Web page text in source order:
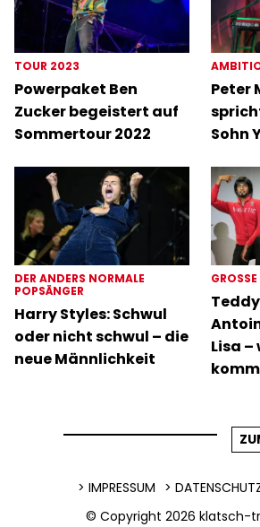
TOUR 2023
Powerpaket Ben
Zucker begeistert auf
Sommertour 2022
Peter
Sohn
DER ANDERS NORMALE
POPSÄNGER
Harry Styles: Schwul
oder nicht schwul – die
neue Männlichkeit
Lisa –
IMPRESSUM
© Copyright 2026 klatsch-